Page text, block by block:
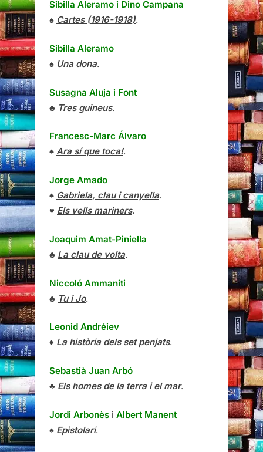
Sibilla Aleramo i Dino Campana
♠ Cartes (1916-1918).
Sibilla Aleramo
♠ Una dona.
Susagna Aluja i Font
♣ Tres guineus.
Francesc-Marc Álvaro
♠ Ara sí que toca!.
Jorge Amado
♠ Gabriela, clau i canyella.
♥ Els vells mariners.
Joaquim Amat-Piniella
♣ La clau de volta.
Niccoló Ammaniti
♣ Tu i Jo.
Leonid Andréiev
♦ La història dels set penjats.
Sebastià Juan Arbó
♣ Els homes de la terra i el mar.
Jordi Arbonès i Albert Manent
♠ Epistolari.